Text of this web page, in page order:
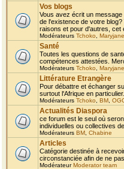
Vos blogs
Vous avez écrit un
de l'existence de votre
raisons et pour d'autres, cet
Modérateurs Tchoko Maryjane
Santé
Toutes les questions de
compétences attestées.
Modérateurs Tchoko Maryjane
Littérature Etrangère
Pour débattre et échanger
surtout l'Afrique en particulier...
Modérateurs Tchoko BM
Actualités Diaspora
ce forum est le seul où
individuelles ou collectives
Modérateurs BM Chabine
Articles
Catégorie destinée à
circonstanciée afin de ne
ModérateurModerator team